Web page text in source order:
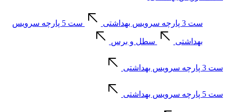
ست 3 پارچه سرویس بهداشتی ست 5 پارچه سرویس
بهداشتی سطل و برس
ست 3 پارچه سرویس بهداشتی
ست 5 پارچه سرویس بهداشتی